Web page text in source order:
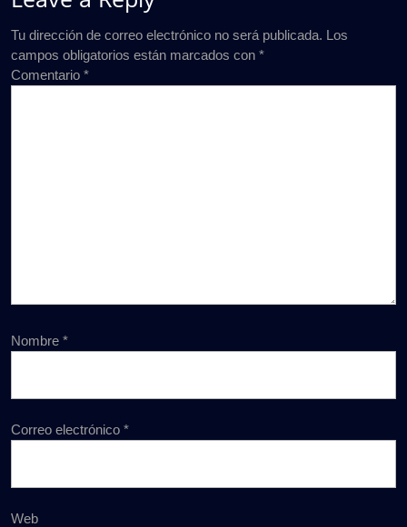
Tu dirección de correo electrónico no será publicada. Los
campos obligatorios están marcados con *
Comentario *
Nombre *
Correo electrónico *
Web